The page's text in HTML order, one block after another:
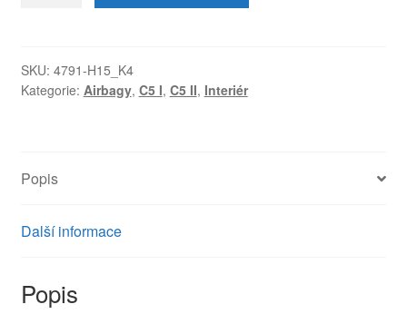
Citroën
C5
SKU: 4791-H15_K4
Kategorie: Airbagy, C5 I, C5 II, Interiér
Popis
Další informace
Popis